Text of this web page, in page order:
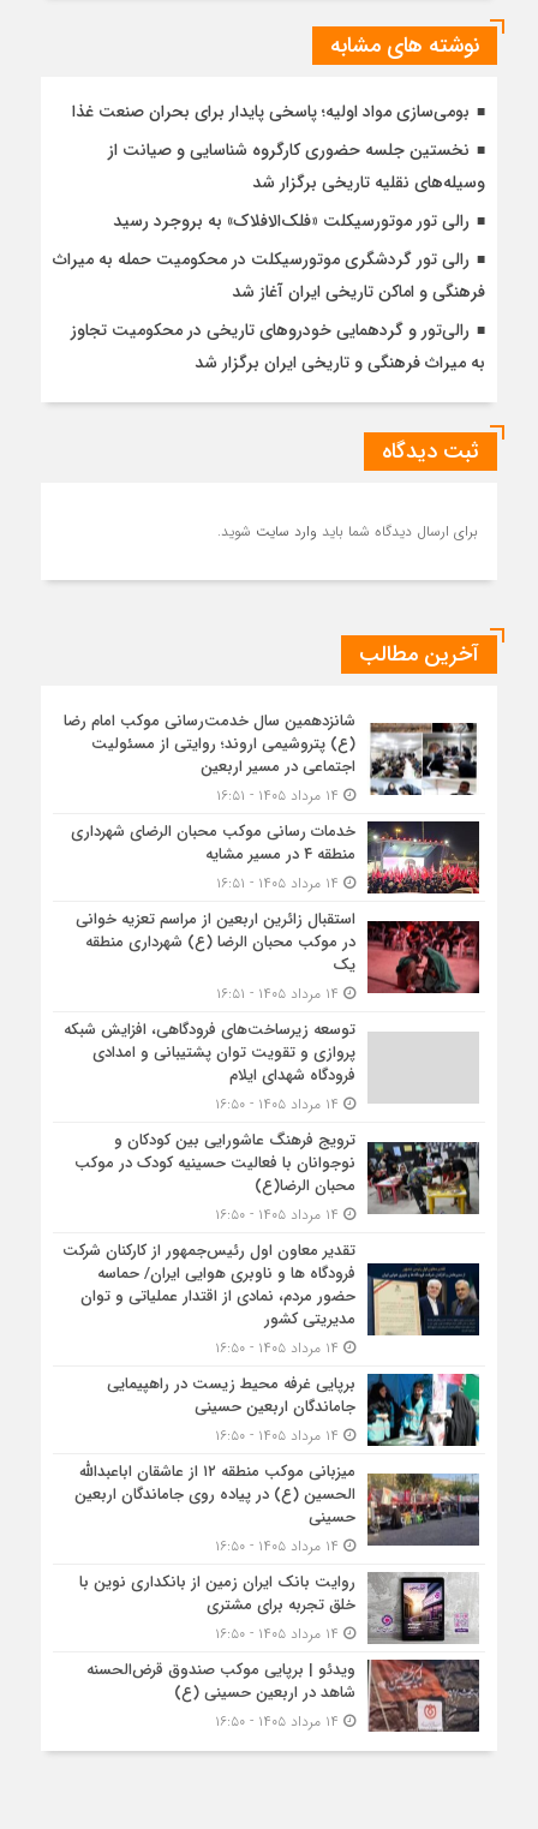
نوشته های مشابه
بومی‌سازی مواد اولیه؛ پاسخی پایدار برای بحران صنعت غذا
نخستین جلسه حضوری کارگروه شناسایی و صیانت از
وسیله‌های نقلیه تاریخی برگزار شد
رالی تور موتورسیکلت «فلک‌الافلاک» به بروجرد رسید
رالی تور گردشگری موتورسیکلت در محکومیت حمله به میراث
فرهنگی و اماکن تاریخی ایران آغاز شد
رالی‌تور و گردهمایی خودروهای تاریخی در محکومیت تجاوز
به میراث فرهنگی و تاریخی ایران برگزار شد
ثبت دیدگاه
برای ارسال دیدگاه شما باید وارد سایت شوید.
آخرین مطالب
شانزدهمین سال خدمت‌رسانی موکب امام رضا
(ع) پتروشیمی اروند؛ روایتی از مسئولیت
اجتماعی در مسیر اربعین
خدمات رسانی موکب محبان الرضای شهرداری
منطقه ۴ در مسیر مشایه
استقبال زائرین اربعین از مراسم تعزیه خوانی
در موکب محبان الرضا (ع) شهرداری منطقه
یک
توسعه زیرساخت‌های فرودگاهی، افزایش شبکه
پروازی و تقویت توان پشتیبانی و امدادی
فرودگاه شهدای ایلام
ترویج فرهنگ عاشورایی بین کودکان و
نوجوانان با فعالیت حسینیه کودک در موکب
محبان الرضا(ع)
تقدیر معاون اول رئیس‌جمهور از کارکنان شرکت
فرودگاه ها و ناوبری هوایی ایران/ حماسه
حضور مردم، نمادی از اقتدار عملیاتی و توان
مدیریتی کشور
برپایی غرفه محیط زیست در راهپیمایی
جاماندگان اربعین حسینی
میزبانی موکب منطقه ۱۲ از عاشقان اباعبدالله
الحسین (ع) در پیاده روی جاماندگان اربعین
حسینی
روایت بانک ایران زمین از بانکداری نوین با
خلق تجربه برای مشتری
ویدئو | برپایی موکب صندوق قرض‌الحسنه
شاهد در اربعین حسینی (ع)